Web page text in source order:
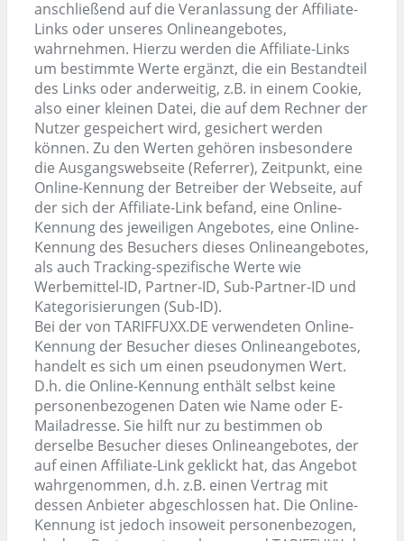
anschließend auf die Veranlassung der Affiliate-
Links oder unseres Onlineangebotes,
wahrnehmen. Hierzu werden die Affiliate-Links
um bestimmte Werte ergänzt, die ein Bestandteil
des Links oder anderweitig, z.B. in einem Cookie,
also einer kleinen Datei, die auf dem Rechner der
Nutzer gespeichert wird, gesichert werden
können. Zu den Werten gehören insbesondere
die Ausgangswebseite (Referrer), Zeitpunkt, eine
Online-Kennung der Betreiber der Webseite, auf
der sich der Affiliate-Link befand, eine Online-
Kennung des jeweiligen Angebotes, eine Online-
Kennung des Besuchers dieses Onlineangebotes,
als auch Tracking-spezifische Werte wie
Werbemittel-ID, Partner-ID, Sub-Partner-ID und
Kategorisierungen (Sub-ID).
Bei der von TARIFFUXX.DE verwendeten Online-
Kennung der Besucher dieses Onlineangebotes,
handelt es sich um einen pseudonymen Wert.
D.h. die Online-Kennung enthält selbst keine
personenbezogenen Daten wie Name oder E-
Mailadresse. Sie hilft nur zu bestimmen ob
derselbe Besucher dieses Onlineangebotes, der
auf einen Affiliate-Link geklickt hat, das Angebot
wahrgenommen, d.h. z.B. einen Vertrag mit
dessen Anbieter abgeschlossen hat. Die Online-
Kennung ist jedoch insoweit personenbezogen,